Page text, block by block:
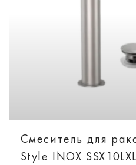
Смеситель для
Style INOX